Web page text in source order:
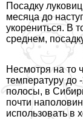
Посадку
месяца до
укорениться. В
среднем,
Несмотря на то
температуру до
полосы, в
почти
использовать в